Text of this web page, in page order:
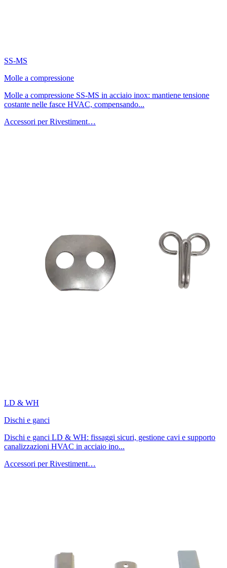
SS-MS
Molle a compressione
Molle a compressione SS-MS in acciaio inox: mantiene tensione
costante nelle fasce HVAC, compensando...
Accessori per Rivestiment…
LD & WH
Dischi e ganci
Dischi e ganci LD & WH: fissaggi sicuri, gestione cavi e supporto
canalizzazioni HVAC in acciaio ino...
Accessori per Rivestiment…